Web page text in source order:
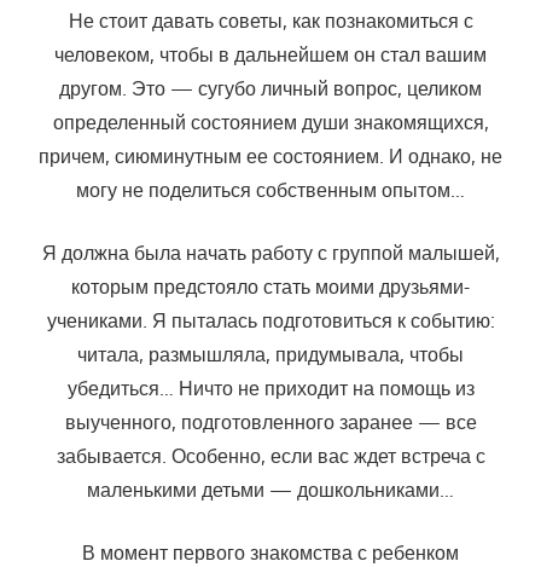
Не стоит давать советы, как познакомиться с
человеком, чтобы в дальнейшем он стал вашим
другом. Это — сугубо личный вопрос, цели­ком
определенный состоянием души знакомящихся,
причем, сиюми­нутным ее состоянием. И однако, не
могу не поделиться собственным опытом…
Я должна была начать работу с группой малышей,
которым пред­стояло стать моими друзьями-
учениками. Я пыталась подготовиться к событию:
читала, размышляла, придумывала, чтобы
убедиться… Ничто не приходит на помощь из
выученного, подготовленного заранее — все
забывается. Особенно, если вас ждет встреча с
маленькими детьми — дошкольниками…
В момент первого знакомства с ребенком